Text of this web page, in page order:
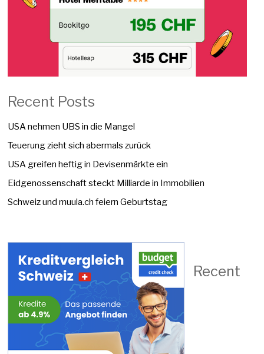
Recent Posts
USA nehmen UBS in die Mangel
Teuerung zieht sich abermals zurück
USA greifen heftig in Devisenmärkte ein
Eidgenossenschaft steckt Milliarde in Immobilien
Schweiz und muula.ch feiern Geburtstag
Recent